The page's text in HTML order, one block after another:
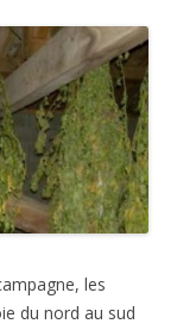
les
du nord au sud